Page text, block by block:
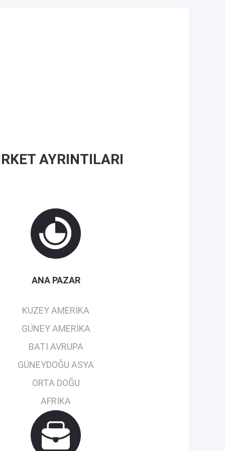
AYRINTILARI
ANA PAZAR
KUZEY AMERIKA
GÜNEY AMERIKA
BATI AVRUPA
GÜNEYDOĞU ASYA
ORTA DOĞU
AFRIKA